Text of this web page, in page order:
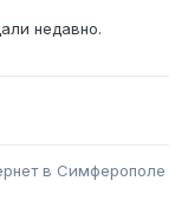
недавно.
в Симферополе